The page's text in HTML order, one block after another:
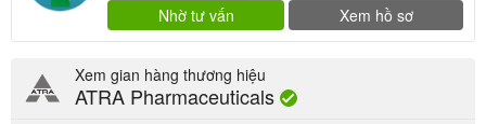
Nhờ tư vấn Xem hồ sơ
Xem gian hàng thương hiệu
ATRA Pharmaceuticals